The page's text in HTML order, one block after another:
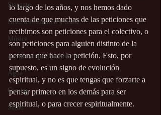
Stargate
Divino Femenino y Masc.
Música
Aromaterapia/Herbolaria
Agua
Ciencia
Salud
lo largo de los años, y nos hemos dado
cuenta de que muchas de las peticiones que
recibimos son peticiones para el colectivo, o
son peticiones para alguien distinto de la
persona que hace la petición. Esto, por
supuesto, es un signo de evolución
espiritual, y no es que tengas que forzarte a
pensar primero en los demás para ser
espiritual, o para crecer espiritualmente.